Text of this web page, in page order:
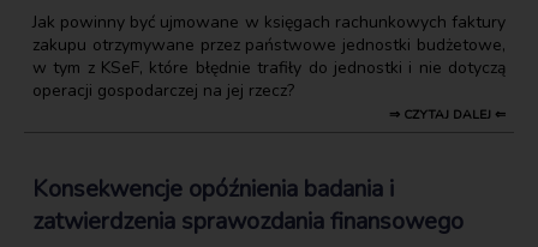
Jak powinny być ujmowane w księgach rachunkowych faktury
zakupu otrzymywane przez państwowe jednostki budżetowe,
w tym z KSeF, które błędnie trafiły do jednostki i nie dotyczą
operacji gospodarczej na jej rzecz?
⇒ CZYTAJ DALEJ ⇐
Konsekwencje opóźnienia badania i
zatwierdzenia sprawozdania finansowego